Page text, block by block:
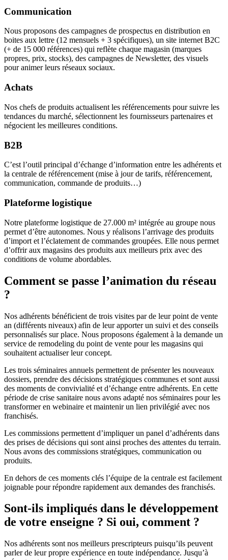
Communication
Nous proposons des campagnes de prospectus en distribution en
boites aux lettre (12 mensuels + 3 spécifiques), un site internet B2C
(+ de 15 000 références) qui reflète chaque magasin (marques
propres, prix, stocks), des campagnes de Newsletter, des visuels
pour animer leurs réseaux sociaux.
Achats
Nos chefs de produits actualisent les référencements pour suivre les
tendances du marché, sélectionnent les fournisseurs partenaires et
négocient les meilleures conditions.
B2B
C’est l’outil principal d’échange d’information entre les adhérents et
la centrale de référencement (mise à jour de tarifs, référencement,
communication, commande de produits…)
Plateforme logistique
Notre plateforme logistique de 27.000 m² intégrée au groupe nous
permet d’être autonomes. Nous y réalisons l’arrivage des produits
d’import et l’éclatement de commandes groupées. Elle nous permet
d’offrir aux magasins des produits aux meilleurs prix avec des
conditions de volume abordables.
Comment se passe l’animation du réseau
?
Nos adhérents bénéficient de trois visites par de leur point de vente
an (différents niveaux) afin de leur apporter un suivi et des conseils
personnalisés sur place. Nous proposons également à la demande un
service de remodeling du point de vente pour les magasins qui
souhaitent actualiser leur concept.
Les trois séminaires annuels permettent de présenter les nouveaux
dossiers, prendre des décisions stratégiques communes et sont aussi
des moments de convivialité et d’échange entre adhérents. En cette
période de crise sanitaire nous avons adapté nos séminaires pour les
transformer en webinaire et maintenir un lien privilégié avec nos
franchisés.
Les commissions permettent d’impliquer un panel d’adhérents dans
des prises de décisions qui sont ainsi proches des attentes du terrain.
Nous avons des commissions stratégiques, communication ou
produits.
En dehors de ces moments clés l’équipe de la centrale est facilement
joignable pour répondre rapidement aux demandes des franchisés.
Sont-ils impliqués dans le développement
de votre enseigne ? Si oui, comment ?
Nos adhérents sont nos meilleurs prescripteurs puisqu’ils peuvent
parler de leur propre expérience en toute indépendance. Jusqu’à